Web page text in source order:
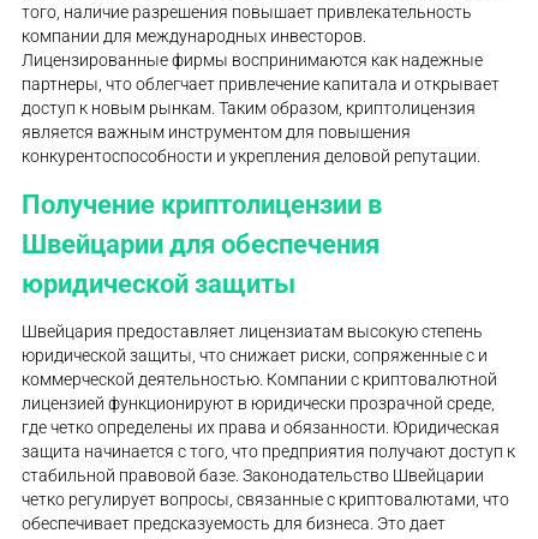
того, наличие разрешения повышает привлекательность
компании для международных инвесторов.
Лицензированные фирмы воспринимаются как надежные
партнеры, что облегчает привлечение капитала и открывает
доступ к новым рынкам. Таким образом, криптолицензия
является важным инструментом для повышения
конкурентоспособности и укрепления деловой репутации.
Получение криптолицензии в
Швейцарии для обеспечения
юридической защиты
Швейцария предоставляет лицензиатам высокую степень
юридической защиты, что снижает риски, сопряженные с и
коммерческой деятельностью. Компании с криптовалютной
лицензией функционируют в юридически прозрачной среде,
где четко определены их права и обязанности. Юридическая
защита начинается с того, что предприятия получают доступ к
стабильной правовой базе. Законодательство Швейцарии
четко регулирует вопросы, связанные с криптовалютами, что
обеспечивает предсказуемость для бизнеса. Это дает